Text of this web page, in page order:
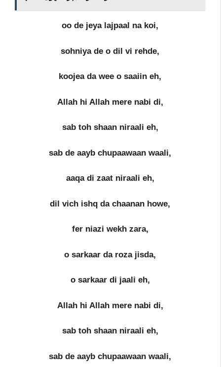
oo de jeya lajpaal na koi,
sohniya de o dil vi rehde,
koojea da wee o saaiin eh,
Allah hi Allah mere nabi di,
sab toh shaan niraali eh,
sab de aayb chupaawaan waali,
aaqa di zaat niraali eh,
dil vich ishq da chaanan howe,
fer niazi wekh zara,
o sarkaar da roza jisda,
o sarkaar di jaali eh,
Allah hi Allah mere nabi di,
sab toh shaan niraali eh,
sab de aayb chupaawaan waali,